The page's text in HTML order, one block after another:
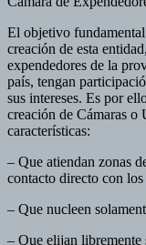
El objetivo
creación de esta
expendedores de la
país, tengan
sus intereses. Es por
creación de Cámaras o
características:
– Que atiendan zonas
contacto directo con los
– Que nucleen
– Que elijan libremente